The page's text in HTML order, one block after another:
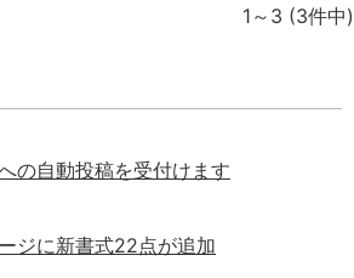
1～3 (3件中)
の自動投稿を受付けます
ジに新書式22点が追加